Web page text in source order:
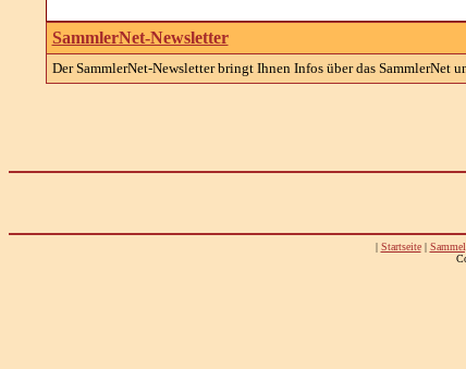
SammlerNet-Newsletter
Der SammlerNet-Newsletter bringt Ihnen Infos über das
| Startseite|